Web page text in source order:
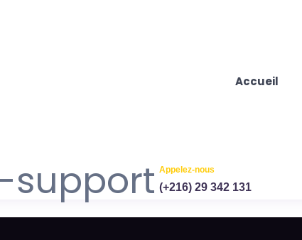
Accueil
Appelez-nous
(+216) 29 342 131